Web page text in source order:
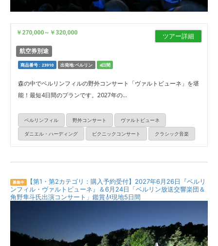
ツアー詳細
￥270,000～ ￥320,000
航空券別途
商品番号 : 23910 出発地:ベルリン 4日間
森の中でベルリンフィルの野外コンサート「ヴァルトビューネ」を堪
能！最短4日間のプランです。2027年の...
ベルリンフィル 野外コンサート
ヴァルトビューネ
ダニエル・ハーディング
ピクニックコンサート クラシック音楽
募集中 【第1・第2カテゴリ：購入予約受付】2027年6月26日『ベルリ
ンフィル・ヴァルトビューネ』＆6月24日「ベルリン放送交響楽団＆
角野隼斗氏出演コンサート」鑑賞🎻現地5日間